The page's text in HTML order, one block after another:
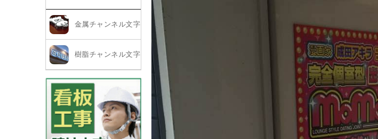
金属チャンネル文字
樹脂チャンネル文字